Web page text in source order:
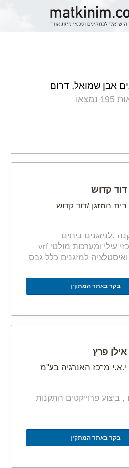
אבן שמואל, דרום
נמצאו
דוד קדוש
בית המזגן /דוד קדוש
.למזגנים ביתים
ותעשיתים .מיני מרכזי עילי ומערכות מולטי vrf
למזגנים כלל גבס
בקר באתר המתקין
אילן פרץ
י.א.י מרכז האנרגיה בע"מ
ביצוע פרוייקטים התקנות
בקר באתר המתקין